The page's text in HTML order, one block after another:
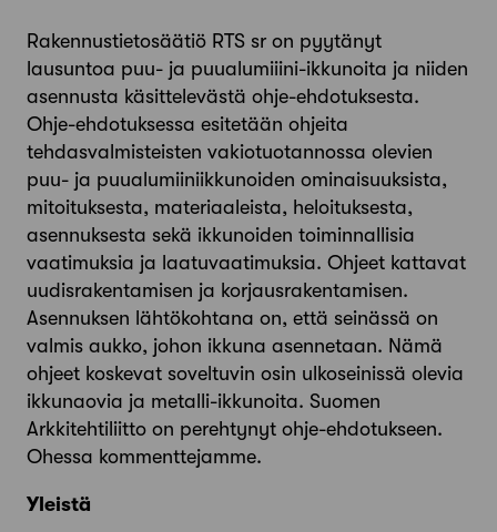
Rakennustietosäätiö RTS sr on pyytänyt
lausuntoa puu- ja puualumiiini-ikkunoita ja niiden
asennusta käsittelevästä ohje-ehdotuksesta.
Ohje-ehdotuksessa esitetään ohjeita
tehdasvalmisteisten vakiotuotannossa olevien
puu- ja puualumiiniikkunoiden ominaisuuksista,
mitoituksesta, materiaaleista, heloituksesta,
asennuksesta sekä ikkunoiden toiminnallisia
vaatimuksia ja laatuvaatimuksia. Ohjeet kattavat
uudisrakentamisen ja korjausrakentamisen.
Asennuksen lähtökohtana on, että seinässä on
valmis aukko, johon ikkuna asennetaan. Nämä
ohjeet koskevat soveltuvin osin ulkoseinissä olevia
ikkunaovia ja metalli-ikkunoita. Suomen
Arkkitehtiliitto on perehtynyt ohje-ehdotukseen.
Ohessa kommenttejamme.
Yleistä